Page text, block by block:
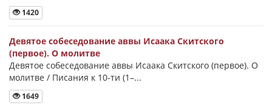
1420
Девятое собеседование аввы Исаака Скитского
(первое). О молитве
Девятое собеседование аввы Исаака Скитского (первое). О
молитве / Писания к 10-ти (1–...
1649